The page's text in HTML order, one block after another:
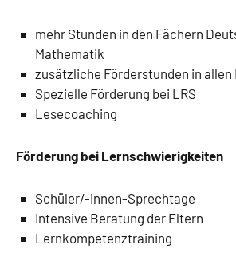
mehr Stunden in den Fächern
Mathematik
zusätzliche Förderstunden in
Spezielle Förderung bei LRS
Lesecoaching
Förderung bei Lernschwierigkeiten
Schüler/-innen-Sprechtage
Intensive Beratung der Eltern
Lernkompetenztraining